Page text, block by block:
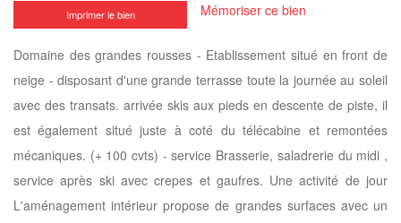
Imprimer le bien Mémoriser ce bien
Domaine des grandes rousses - Etablissement situé en front de
neige - disposant d'une grande terrasse toute la journée au soleil
avec des transats. arrivée skis aux pieds en descente de piste, il
est également situé juste à coté du télécabine et remontées
mécaniques. (+ 100 cvts) - service Brasserie, saladrerie du midi ,
service après ski avec crepes et gaufres. Une activité de jour
L'aménagement intérieur propose de grandes surfaces avec un